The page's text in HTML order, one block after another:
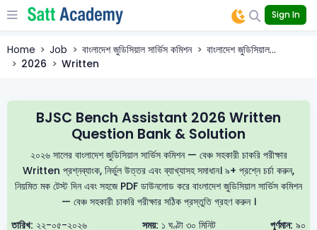
Sign In
Home Job বাংলাদেশ জুডিসিয়াল সার্ভিস কমিশন
বাংলাদেশ জুডিসিয়াল...
2026
Written
BJSC Bench Assistant 2026 Written
Question Bank & Solution
২০২৬ সালের বাংলাদেশ জুডিসিয়াল সার্ভিস কমিশন — বেঞ্চ সহকারী চাকরি পরীক্ষার
Written প্রশ্নব্যাংক, নির্ভুল উত্তর এবং ব্যাখ্যাসহ সমাধান। ৯+ প্রশ্নে চর্চা করুন,
নিয়মিত মক টেস্ট দিন এবং সহজে PDF ডাউনলোড করে বাংলাদেশ জুডিসিয়াল সার্ভিস কমিশন
— বেঞ্চ সহকারী চাকরি পরীক্ষার সঠিক প্রস্তুতি গ্রহণ করুন ।
তারিখ: ২২-০৫-২০২৬ সময়: ১ ঘণ্টা ৩০ মিনিট পূর্ণমান: ৯০